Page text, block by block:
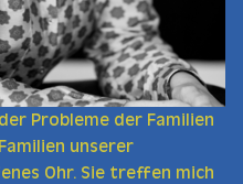
Probleme der Familien
unserer
Ohr. Sie treffen mich